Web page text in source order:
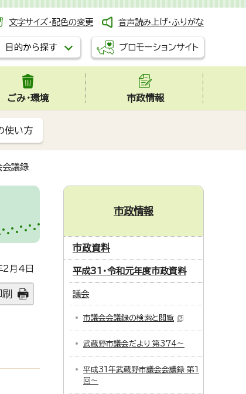
文字サイズ・配色の変更 音声読み上げ・ふりがな
目的から探す プロモーションサイト
ごみ・環境 市政情報
使い方
会議録
月4日
市政情報
市政資料
平成31・令和元年度市政資料
議会
市議会会議録の検索と閲覧
武蔵野市議会だより 第374～
平成31年武蔵野市議会会議録 第1
回～